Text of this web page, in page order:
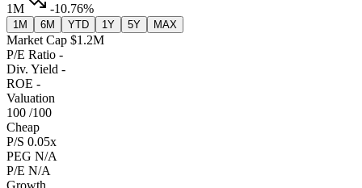
1M -10.76%
1M 6M YTD 1Y 5Y MAX
Market Cap $1.2M
P/E Ratio -
Div. Yield -
ROE -
Valuation
100 /100
Cheap
P/S 0.05x
PEG N/A
P/E N/A
Growth